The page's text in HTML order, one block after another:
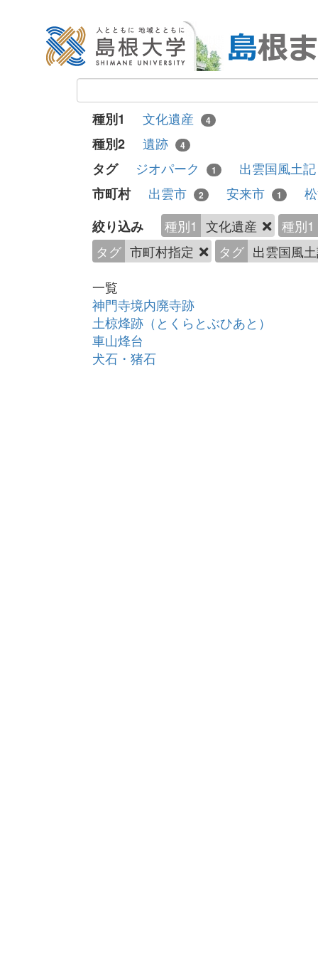
種別1 文化遺産 4
種別2 遺跡 4
タグ ジオパーク 1
出雲国風土
市町村
出雲市 2 安来市 1
絞り込み
種別1 文化遺産
種別1
タグ 市町村指定 タグ 出雲国風
一覧
神門寺境内廃寺跡
土椋烽跡（とくらとぶひあと）
車山烽台
犬石・猪石